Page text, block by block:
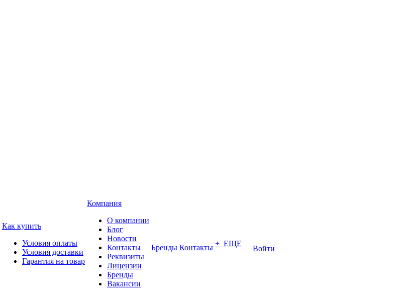
Как купить
Условия оплаты
Условия доставки
Гарантия на товар
Компания
О компании
Блог
Новости
Контакты
Реквизиты
Лицензии
Бренды
Вакансии
Бренды Контакты + ЕЩЕ
Войти